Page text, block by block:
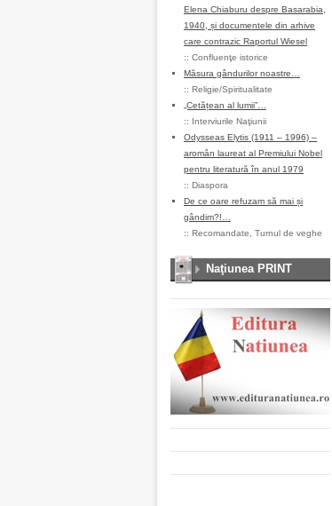
Elena Chiaburu despre Basarabia,
1940, și documentele din arhive
care contrazic Raportul Wiesel
:: Confluenţe istorice
Măsura gândurilor noastre…
:: Religie/Spiritualitate
„Cetățean al lumii”…
:: Interviurile Naţiunii
Odysseas Elytis (1911 – 1996) –
aromân laureat al Premiului Nobel
pentru literatură în anul 1979
:: Diaspora
De ce oare refuzam să mai și
gândim?!…
:: Recomandate Turnul de veghe
Naţiunea PRINT